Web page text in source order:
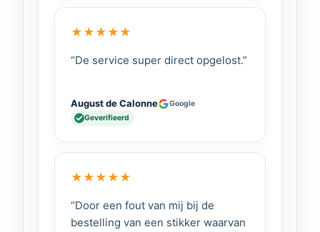
★ ★ ★ ★ ★
“De service super direct opgelost.”
August de Calonne
Google
Geverifieerd
★ ★ ★ ★ ★
“Door een fout van mij bij de
bestelling van een stikker waarvan